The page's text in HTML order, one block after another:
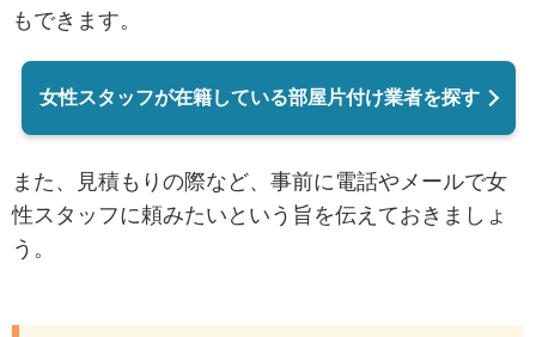
もできます。
女性スタッフが在籍している部屋片付け業者を探す
また、見積もりの際など、事前に電話やメールで女
性スタッフに頼みたいという旨を伝えておきましょ
う。